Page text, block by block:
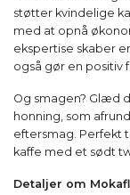
støtter kvindelige
med at opnå
ekspertise skaber
også gør en positiv
Og smagen? Glæd
honning, som
eftersmag. Perfekt
kaffe med et sødt
Detaljer om